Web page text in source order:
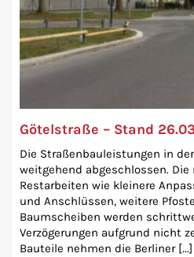
Götelstraße – Stand
Die Straßenbauleistungen in
weitgehend abgeschlossen.
Restarbeiten wie kleinere
und Anschlüssen, weitere
Baumscheiben werden
Verzögerungen aufgrund nicht
Bauteile nehmen die Berliner [...]